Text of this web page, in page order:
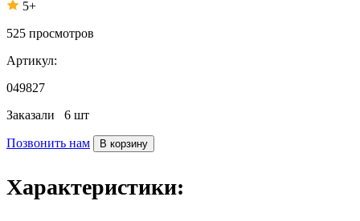
5+
525 просмотров
Артикул:
049827
Заказали 6 шт
Позвонить нам В корзину
Характеристики: